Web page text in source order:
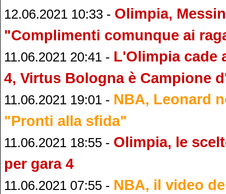
12.06.2021 10:33 - Olimpia,
"Complimenti comunque ai
11.06.2021 20:41 - L'Olimpia cade
4, Virtus Bologna è Campione
11.06.2021 19:01 - NBA, Leonard
"Pronti alla sfida"
11.06.2021 18:55 - Olimpia, le
per gara 4
11.06.2021 07:55 - NBA, il video